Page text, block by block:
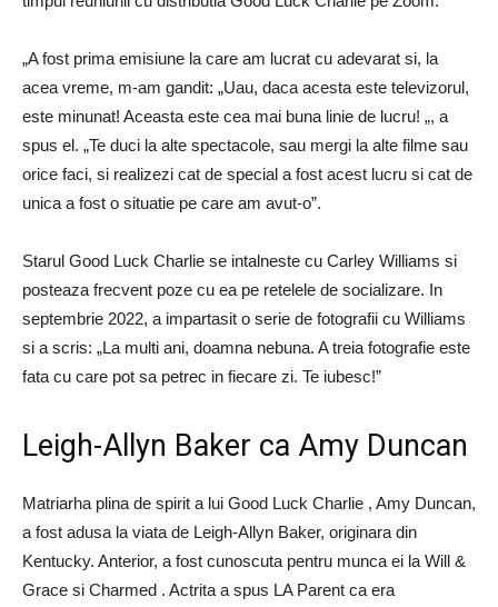
„A fost prima emisiune la care am lucrat cu adevarat si, la
acea vreme, m-am gandit: „Uau, daca acesta este televizorul,
este minunat! Aceasta este cea mai buna linie de lucru! „, a
spus el. „Te duci la alte spectacole, sau mergi la alte filme sau
orice faci, si realizezi cat de special a fost acest lucru si cat de
unica a fost o situatie pe care am avut-o”.
Starul Good Luck Charlie se intalneste cu Carley Williams si
posteaza frecvent poze cu ea pe retelele de socializare. In
septembrie 2022, a impartasit o serie de fotografii cu Williams
si a scris: „La multi ani, doamna nebuna. A treia fotografie este
fata cu care pot sa petrec in fiecare zi. Te iubesc!”
Leigh-Allyn Baker ca Amy Duncan
Matriarha plina de spirit a lui Good Luck Charlie , Amy Duncan,
a fost adusa la viata de Leigh-Allyn Baker, originara din
Kentucky. Anterior, a fost cunoscuta pentru munca ei la Will &
Grace si Charmed . Actrita a spus LA Parent ca era